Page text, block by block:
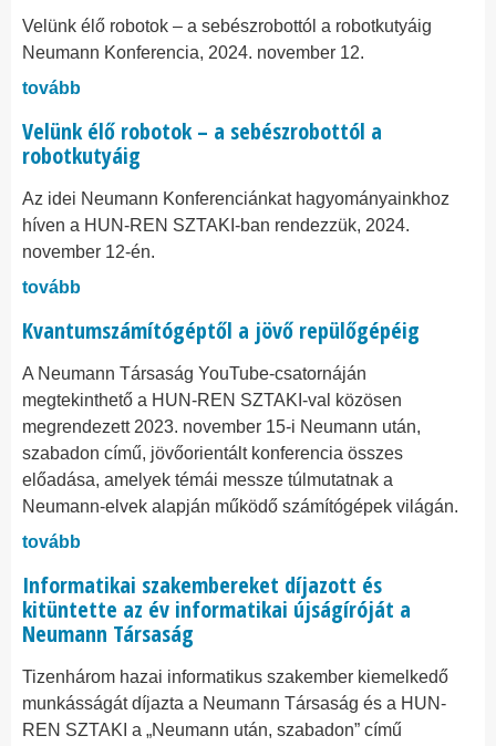
Velünk élő robotok – a sebészrobottól a robotkutyáig
Neumann Konferencia, 2024. november 12.
tovább
Velünk élő robotok – a sebészrobottól a
robotkutyáig
Az idei Neumann Konferenciánkat hagyományainkhoz
híven a HUN-REN SZTAKI-ban rendezzük, 2024.
november 12-én.
tovább
Kvantumszámítógéptől a jövő repülőgépéig
A Neumann Társaság YouTube-csatornáján
megtekinthető a HUN-REN SZTAKI-val közösen
megrendezett 2023. november 15-i Neumann után,
szabadon című, jövőorientált konferencia összes
előadása, amelyek témái messze túlmutatnak a
Neumann-elvek alapján működő számítógépek világán.
tovább
Informatikai szakembereket díjazott és
kitüntette az év informatikai újságíróját a
Neumann Társaság
​​​​​​​Tizenhárom hazai informatikus szakember kiemelkedő
munkásságát díjazta a Neumann Társaság és a HUN-
REN SZTAKI a „Neumann után, szabadon” című